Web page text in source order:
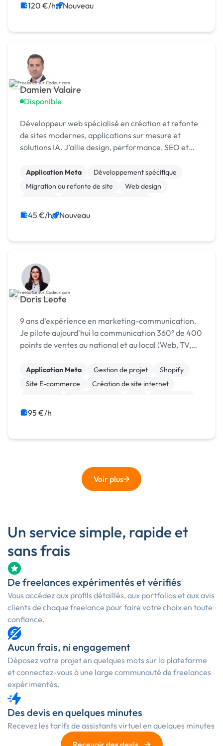
120 €/h Nouveau
Damien Valaire
Disponible
Développeur web spécialisé en création et refonte
de sites modernes, applications sur mesure et
solutions IA. J’allie design, performance, SEO et
Application Meta
Développement spécifique
Migration ou refonte de site
Web design
45 €/h Nouveau
Doris Leote
9 ans d'expérience en marketing-communication.
Je pilote aujourd'hui la communication 360° de 400
points de ventes au national et au local (Web, TV,
Application Meta Gestion de projet
Shopify
Site E-commerce
Création de site internet
Vidéo IA
95 €/h
Voir plus
Un service simple, rapide et
sans frais
De freelances expérimentés et vérifiés
Vous accédez aux profils détaillés, aux portfolios et aux avis
clients de chaque freelance pour faire votre choix en toute
confiance.
Aucun frais, ni engagement
Déposez votre projet en quelques mots sur la plateforme
et connectez-vous à une large communauté de freelances
expérimentés.
Des devis en quelques minutes
Recevez lestarifs de assistants virtuel en quelques minutes